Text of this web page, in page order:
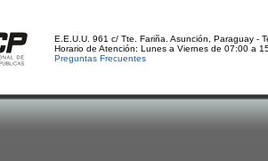
E.E.U.U. 961 c/ Tte. Fariña. Asunción, Paraguay -
Horario de Atención: Lunes a Viernes de 07:00 a
Preguntas Frecuentes